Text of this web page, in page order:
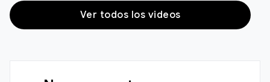
Ver todos los videos